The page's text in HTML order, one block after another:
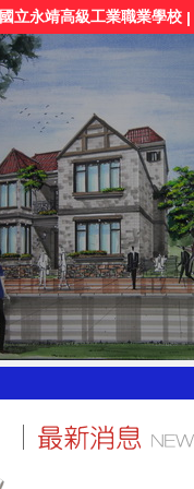
國立永靖高級工業職業學校 |